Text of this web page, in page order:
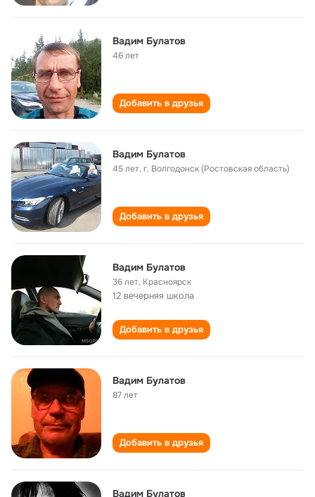
Вадим Булатов
46 лет
Добавить в друзья
Вадим Булатов
45 лет,г. Волгодонск (Ростовская область)
Добавить в друзья
Вадим Булатов
36 лет, Красноярск
12 вечерняя школа
Добавить в друзья
Вадим Булатов
87 лет
Добавить в друзья
Вадим Булатов